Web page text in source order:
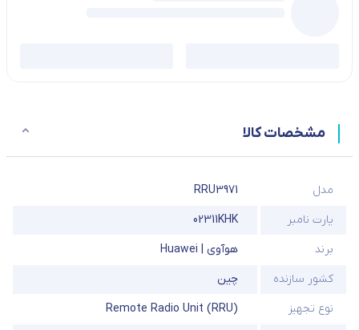
مشخصات کالا
مدل
RRU3971
پارت نامبر
02311KHK
برند
هوآوی | Huawei
کشور سازنده
چین
نوع تجهیز
Remote Radio Unit (RRU)